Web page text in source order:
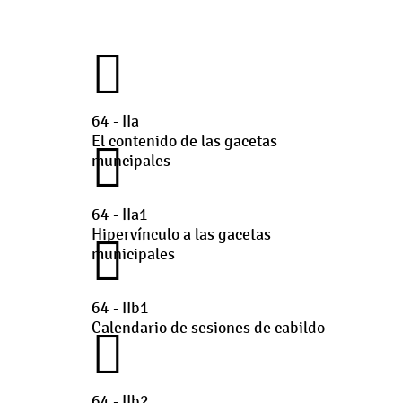
64 - IIa
El contenido de las gacetas
muncipales
64 - IIa1
Hipervínculo a las gacetas
municipales
64 - IIb1
Calendario de sesiones de cabildo